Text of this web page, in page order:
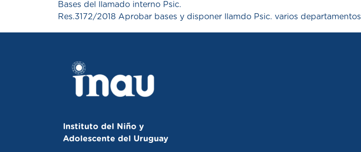
Bases del llamado interno Psic.
Res.3172/2018 Aprobar bases y disponer llamdo Psic. varios departamentos
Instituto del Niño y
Adolescente del Uruguay